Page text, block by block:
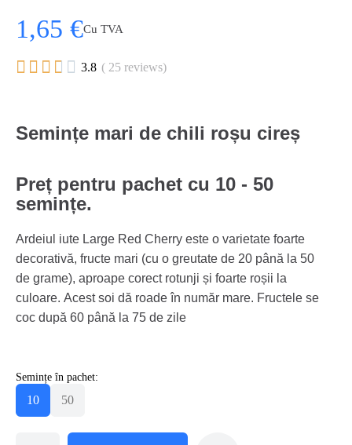
1,65 €Cu TVA
     3.8 ( 25 reviews)
Semințe mari de chili roșu cireș
Preț pentru pachet cu 10 - 50
semințe.
Ardeiul iute Large Red Cherry este o varietate foarte
decorativă, fructe mari (cu o greutate de 20 până la 50
de grame), aproape corect rotunji și foarte roșii la
culoare. Acest soi dă roade în număr mare. Fructele se
coc după 60 până la 75 de zile
Semințe în pachet:
10 50